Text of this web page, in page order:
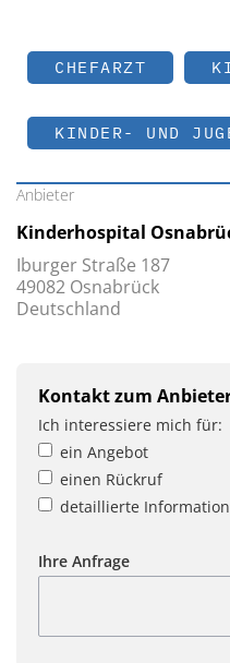
CHEFARZT
KINDER- UND
Anbieter
Kinderhospital
Iburger Straße 187
49082 Osnabrück
Deutschland
Kontakt zum
Ich interessiere mich für:
ein Angebot
einen Rückruf
detaillierte
Ihre Anfrage